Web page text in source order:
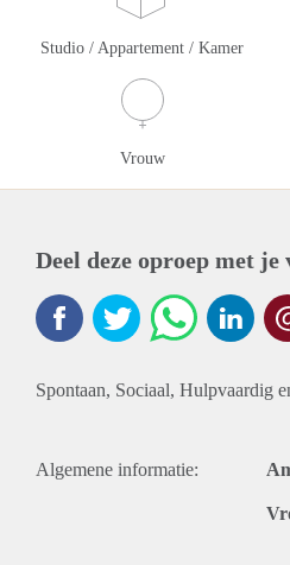
Studio / Appartement / Kamer
Vrouw
Deel deze oproep met je
Spontaan, Sociaal, Hulpvaardig
Algemene informatie: